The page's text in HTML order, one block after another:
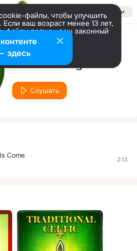
Войти
файлы, чтобы улучшить
Если ваш возраст менее 13 лет,
файлы должен ваш законный
Больше информации
Настроить
Исполнитель
Cara Molony
Слушать
Come 2:13
здесь